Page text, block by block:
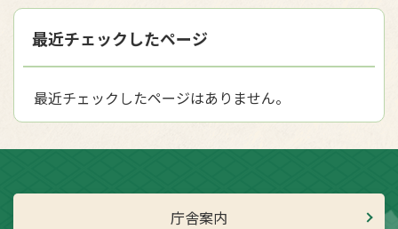
最近チェックしたページ
最近チェックしたページはありません。
庁舎案内